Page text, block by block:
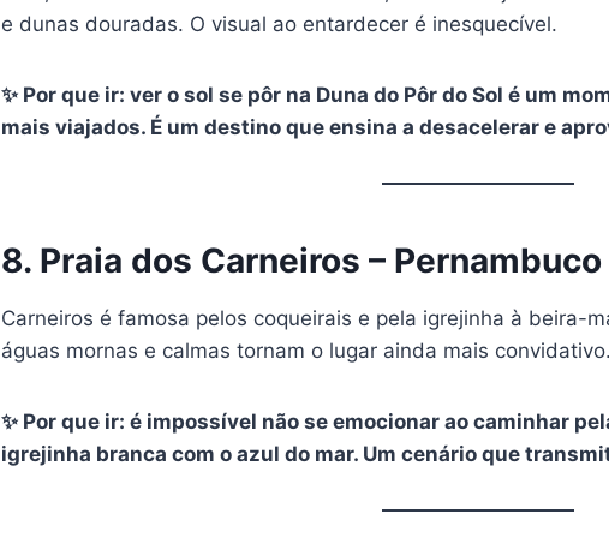
e dunas douradas. O visual ao entardecer é inesquecível.
✨ Por que ir: ver o sol se pôr na Duna do Pôr do Sol é um
mais viajados. É um destino que ensina a desacelerar e
8. Praia dos Carneiros – Pernambuco
Carneiros é famosa pelos coqueirais e pela igrejinha à beira-
águas mornas e calmas tornam o lugar ainda mais convidativo.
✨ Por que ir: é impossível não se emocionar ao caminhar
igrejinha branca com o azul do mar. Um cenário que